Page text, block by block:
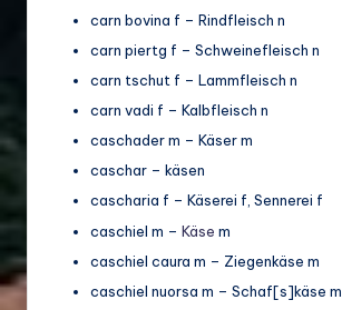
carn bovina f – Rindfleisch n
carn piertg f – Schweinefleisch n
carn tschut f – Lammfleisch n
carn vadi f – Kalbfleisch n
caschader m – Käser m
caschar – käsen
cascharia f – Käserei f, Sennerei f
caschiel m – Käse m
caschiel caura m – Ziegenkäse m
caschiel nuorsa m – Schaf[s]käse m